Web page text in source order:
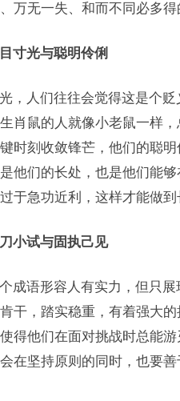
万无一失、和而不同必多得
寸光与聪明伶俐
，人们往往会觉得这是个
肖鼠的人就像小老鼠一样
时刻收敛锋芒，他们的聪
他们的长处，也是他们能
于急功近利，这样才能做到
小试与固执己见
成语形容人有实力，但只
干，踏实稳重，有着强大
得他们在面对挑战时总能
在坚持原则的同时，也要